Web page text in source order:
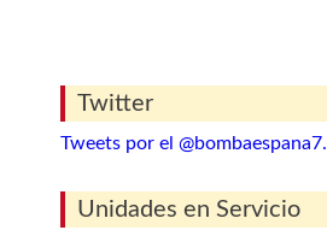
Twitter
Tweets por el @bombaespana7.
Unidades en Servicio